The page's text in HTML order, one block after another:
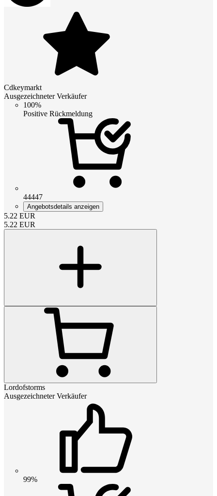
Cdkeymarkt
Ausgezeichneter Verkäufer
100%
Positive Rückmeldung
44447
Angebotsdetails anzeigen
5.22 EUR
5.22 EUR
Lordofstorms
Ausgezeichneter Verkäufer
99%